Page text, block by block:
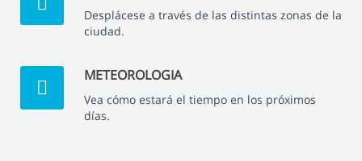
Desplácese a través de las distintas zonas de la
ciudad.
METEOROLOGIA
Vea cómo estará el tiempo en los próximos
días.